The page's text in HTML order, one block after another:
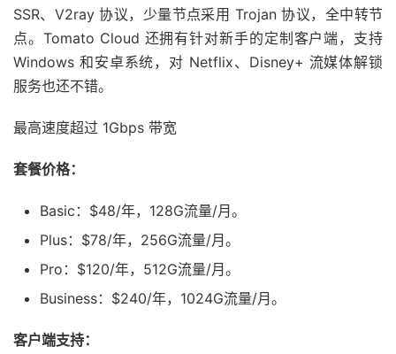
SSR、V2ray 协议，少量节点采用 Trojan 协议，全中转节
点。Tomato Cloud 还拥有针对新手的定制客户端，支持
Windows 和安卓系统，对 Netflix、Disney+ 流媒体解锁
服务也还不错。
最高速度超过 1Gbps 带宽
套餐价格：
Basic：$48/年，128G流量/月。
Plus：$78/年，256G流量/月。
Pro：$120/年，512G流量/月。
Business：$240/年，1024G流量/月。
客户端支持：